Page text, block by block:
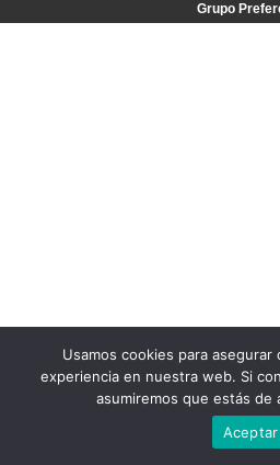
Usamos cookies para asegurar
experiencia en nuestra web. Si
asumiremos que estás de
Aceptar
Grupo